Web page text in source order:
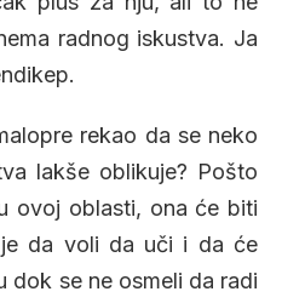
radnog iskustva. Ja
rekao da se neko
lakše oblikuje? Pošto
ovoj oblasti, ona će biti
je da voli da uči i da će
dok se ne osmeli da radi